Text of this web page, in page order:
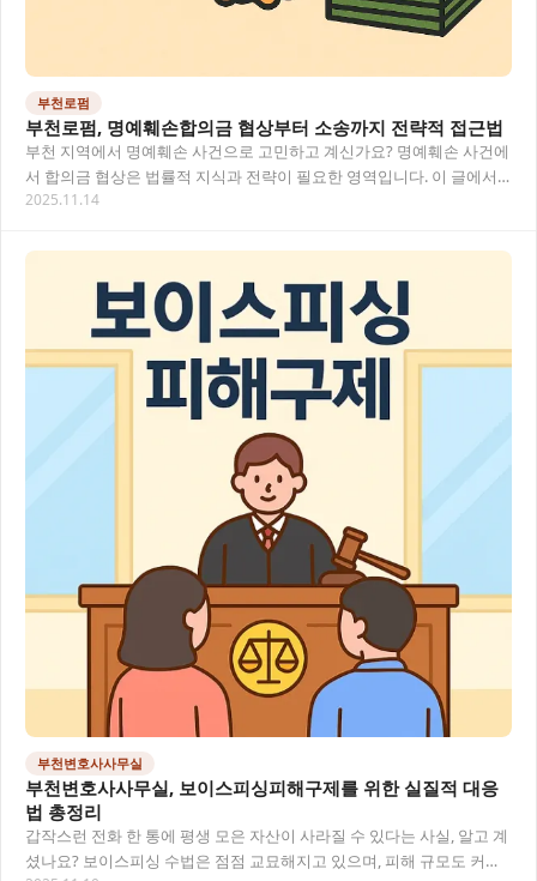
부천로펌
부천로펌, 명예훼손합의금 협상부터 소송까지 전략적 접근법
부천 지역에서 명예훼손 사건으로 고민하고 계신가요? 명예훼손 사건에
서 합의금 협상은 법률적 지식과 전략이 필요한 영역입니다. 이 글에서
는 부천로펌을 통해 명예훼손 사건을 해결하는…
2025.11.14
부천변호사사무실
부천변호사사무실, 보이스피싱피해구제를 위한 실질적 대응
법 총정리
갑작스런 전화 한 통에 평생 모은 자산이 사라질 수 있다는 사실, 알고 계
셨나요? 보이스피싱 수법은 점점 교묘해지고 있으며, 피해 규모도 커지